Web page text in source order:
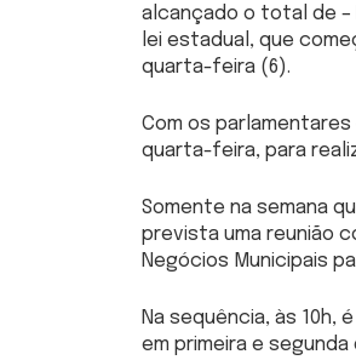
alcançado o total de –
lei estadual, que
quarta-feira (6).
Com os
quarta-feira, para
Somente na semana
prevista uma reunião
Negócios Municipais
Na sequência, às
em primeira e